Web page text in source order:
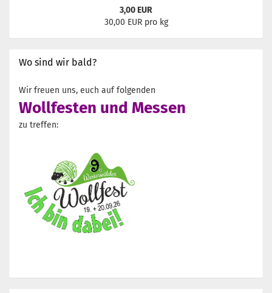
3,00 EUR
30,00 EUR pro kg
Wo sind wir bald?
Wir freuen uns, euch auf folgenden
Wollfesten und Messen
zu treffen: